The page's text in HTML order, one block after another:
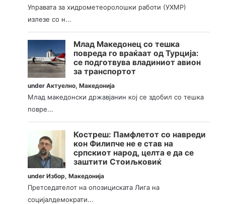
Управата за хидрометеоролошки работи (УХМР)
излезе со н...
Млад Македонец со тешка
повреда го враќаат од Турција:
се подготвува владиниот авион
за транспортот
underАктуелно,Македонија
Млад македонски државјанин кој се здобил со тешка
повре...
Костреш: Памфлетот со навреди
кон Филипче не е став на
српскиот народ, целта е да се
заштити Стоиљковиќ
underИзбор,Македонија
Претседателот на опозициската Лига на
социјалдемократи...